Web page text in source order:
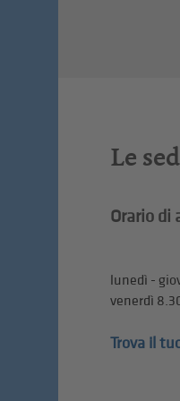
Le
Orario di
lunedì -
venerdì
Trova il